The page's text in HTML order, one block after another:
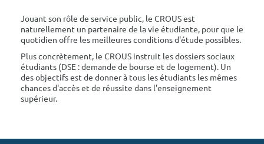
Jouant son rôle de service public, le CROUS est
naturellement un partenaire de la vie étudiante, pour que le
quotidien offre les meilleures conditions d'étude possibles.
Plus concrètement, le CROUS instruit les dossiers sociaux
étudiants (DSE : demande de bourse et de logement). Un
des objectifs est de donner à tous les étudiants les mêmes
chances d'accès et de réussite dans l'enseignement
supérieur.